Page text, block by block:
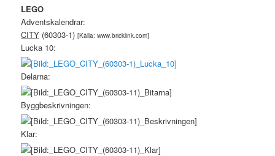
LEGO
Adventskalendrar:
CITY (60303-1)[Källa: www.bricklink.com]
Lucka 10:
Delarna:
Byggbeskrivningen:
Klar: